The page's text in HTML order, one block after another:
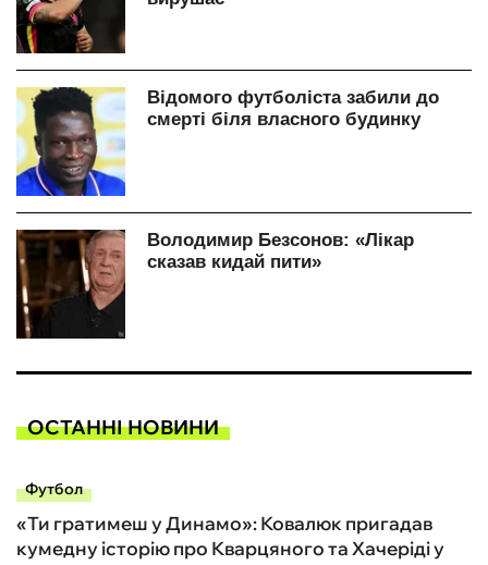
ОСТАННІ НОВИНИ
Футбол
«Ти гратимеш у Динамо»: Ковалюк пригадав
кумедну історію про Кварцяного та Хачеріді у